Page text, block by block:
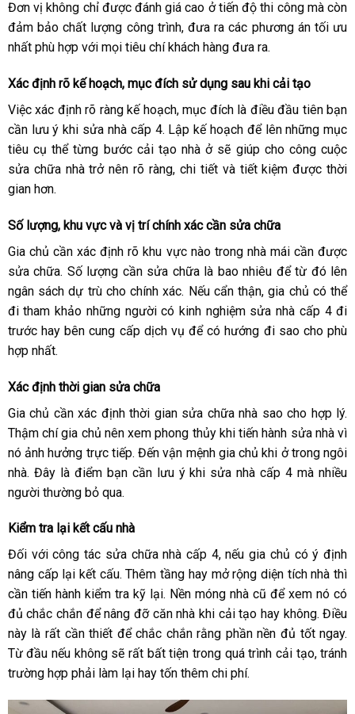
Đơn vị không chỉ được đánh giá cao ở tiến độ thi công mà còn
đảm bảo chất lượng công trình, đưa ra các phương án tối ưu
nhất phù hợp với mọi tiêu chí khách hàng đưa ra.
Xác định rõ kế hoạch, mục đích sử dụng sau khi cải tạo
Việc xác định rõ ràng kế hoạch, mục đích là điều đầu tiên bạn
cần lưu ý khi sửa nhà cấp 4. Lập kế hoạch để lên những mục
tiêu cụ thể từng bước cải tạo nhà ở sẽ giúp cho công cuộc
sửa chữa nhà trở nên rõ ràng, chi tiết và tiết kiệm được thời
gian hơn.
Số lượng, khu vực và vị trí chính xác cần sửa chữa
Gia chủ cần xác định rõ khu vực nào trong nhà mái cần được
sửa chữa. Số lượng cần sửa chữa là bao nhiêu để từ đó lên
ngân sách dự trù cho chính xác. Nếu cẩn thận, gia chủ có thể
đi tham khảo những người có kinh nghiệm sửa nhà cấp 4 đi
trước hay bên cung cấp dịch vụ để có hướng đi sao cho phù
hợp nhất.
Xác định thời gian sửa chữa
Gia chủ cần xác định thời gian sửa chữa nhà sao cho hợp lý.
Thậm chí gia chủ nên xem phong thủy khi tiến hành sửa nhà vì
nó ảnh hưởng trực tiếp. Đến vận mệnh gia chủ khi ở trong ngôi
nhà. Đây là điểm bạn cần lưu ý khi sửa nhà cấp 4 mà nhiều
người thường bỏ qua.
Kiểm tra lại kết cấu nhà
Đối với công tác sửa chữa nhà cấp 4, nếu gia chủ có ý định
nâng cấp lại kết cấu. Thêm tầng hay mở rộng diện tích nhà thì
cần tiến hành kiểm tra kỹ lại. Nền móng nhà cũ để xem nó có
đủ chắc chắn để nâng đỡ căn nhà khi cải tạo hay không.Điều
này là rất cần thiết để chắc chắn rằng phần nền đủ tốt ngay.
Từ đầu nếu không sẽ rất bất tiện trong quá trình cải tạo, tránh
trường hợp phải làm lại hay tốn thêm chi phí.